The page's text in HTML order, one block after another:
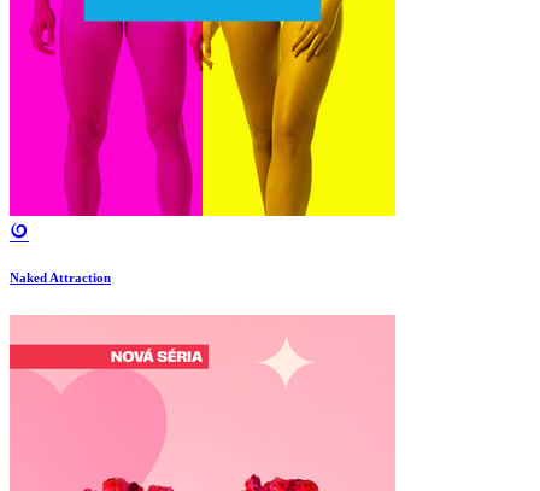
Naked Attraction